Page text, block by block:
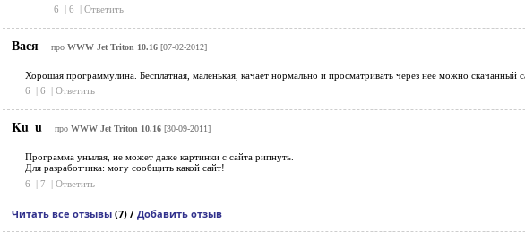
6
| 6 | Ответить
Вася про WWW Jet Triton 10.16[07-02-2012]
Хорошая программулина. Бесплатная, маленькая, качает нормально и просматривать через нее можно скачанный
6
| 6 | Ответить
Ku_u про WWW Jet Triton 10.16[30-09-2011]
Программа унылая, не может даже картинки с сайта рипнуть.
Для разработчика: могу сообщить какой сайт!
6
| 7 | Ответить
Читать все отзывы(7) / Добавить отзыв